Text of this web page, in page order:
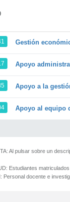
Gestión
Apoyo
Apoyo a la
Apoyo al equipo
Al pulsar sobre un
Estudiantes
Personal docente e